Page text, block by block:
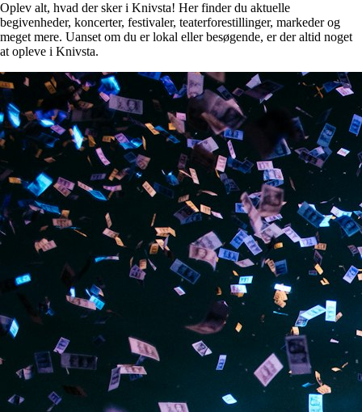
Oplev alt, hvad der sker i Knivsta! Her finder du aktuelle
begivenheder, koncerter, festivaler, teaterforestillinger, markeder og
meget mere. Uanset om du er lokal eller besøgende, er der altid noget
at opleve i Knivsta.